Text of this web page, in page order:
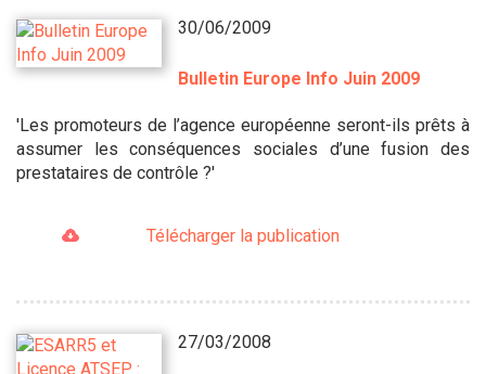
30/06/2009
Bulletin Europe Info Juin 2009
'Les promoteurs de l’agence européenne seront-ils prêts à
assumer les conséquences sociales d’une fusion des
prestataires de contrôle ?'
Télécharger la publication
27/03/2008